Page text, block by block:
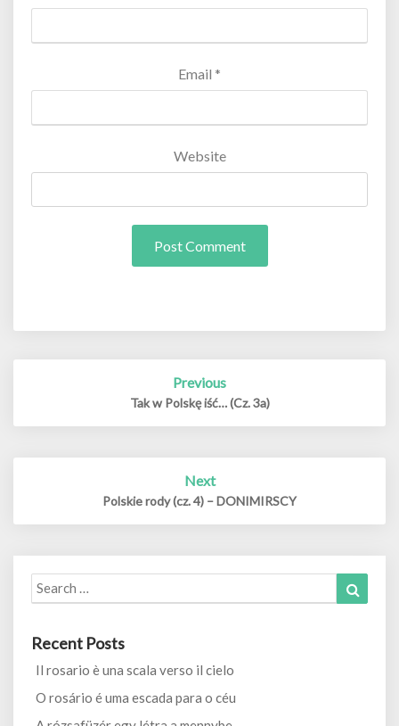
Email *
Website
Previous
Tak w Polskę iść… (Cz. 3a)
Next
Polskie rody (cz. 4) – DONIMIRSCY
Search
for:
Recent Posts
Il rosario è una scala verso il cielo
O rosário é uma escada para o céu